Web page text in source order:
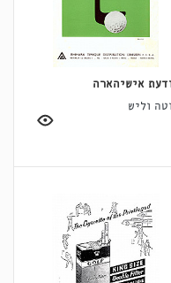
אישיהארה
וליש